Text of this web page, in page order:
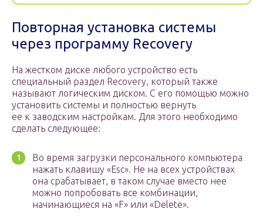
Повторная установка системы
через программу Recovery
На жестком диске любого устройство есть
специальный раздел Recovery, который также
называют логическим диском. С его помощью можно
установить системы и полностью вернуть
ее к заводским настройкам. Для этого необходимо
сделать следующее:
Во время загрузки персонального компьютера
нажать клавишу «Esc». Не на всех устройствах
она срабатывает, в таком случае вместо нее
можно попробовать все комбинации,
начинающиеся на «F» или «Delete».